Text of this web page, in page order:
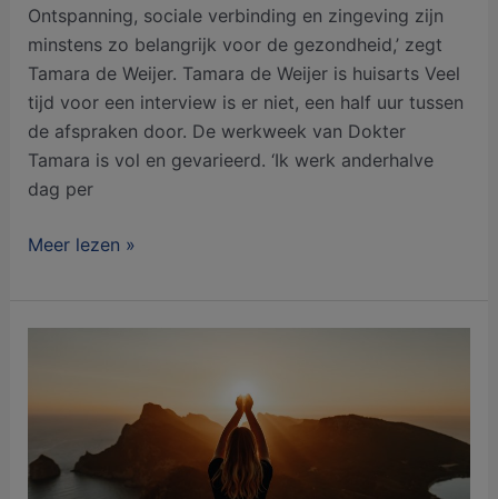
Ontspanning, sociale verbinding en zingeving zijn
minstens zo belangrijk voor de gezondheid,’ zegt
Tamara de Weijer. Tamara de Weijer is huisarts Veel
tijd voor een interview is er niet, een half uur tussen
de afspraken door. De werkweek van Dokter
Tamara is vol en gevarieerd. ‘Ik werk anderhalve
dag per
Meer lezen »